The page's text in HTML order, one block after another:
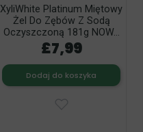
XyliWhite Platinum Miętowy
Żel Do Zębów Z Sodą
Oczyszczoną 181g NOW...
£7,99
Dodaj do koszyka